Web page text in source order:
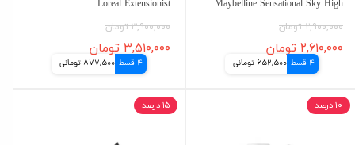
Maybelline Sensational Sky High
۲,۹۰۰,۰۰۰ تومان
۲,۶۱۰,۰۰۰ تومان
4 قسط 652,500 تومانی
Loreal Extensionist
۳,۹۰۰,۰۰۰ تومان
۳,۵۱۰,۰۰۰ تومان
4 قسط 877,500 تومانی
۱۰ درصد ۱۵ درصد